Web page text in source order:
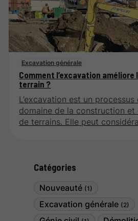
Catégories
Nouveauté (1)
Excavation générale (2)
Excavation générale
Comment l’excavation améliore
terrain ?
L’excavation est un
domaine de la construction et
de terrains. Elle peut
l’excavation et comment elle